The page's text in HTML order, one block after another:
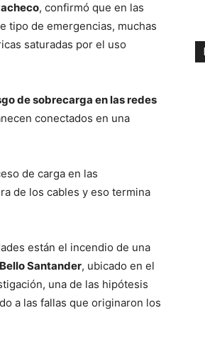
, confirmó que en las
tipo de emergencias, muchas
saturadas por el uso
de sobrecarga en las redes
conectados en una
de carga en las
de los cables y eso termina
están el incendio de una
Bello Santander, ubicado en el
una de las hipótesis
a las fallas que originaron los